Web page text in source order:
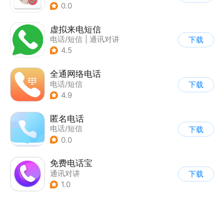
0.0
虚拟来电短信
电话/短信
通讯对讲
4.5
下载
全通网络电话
电话/短信
4.9
下载
匿名电话
电话/短信
0.0
下载
免费电话宝
通讯对讲
1.0
下载